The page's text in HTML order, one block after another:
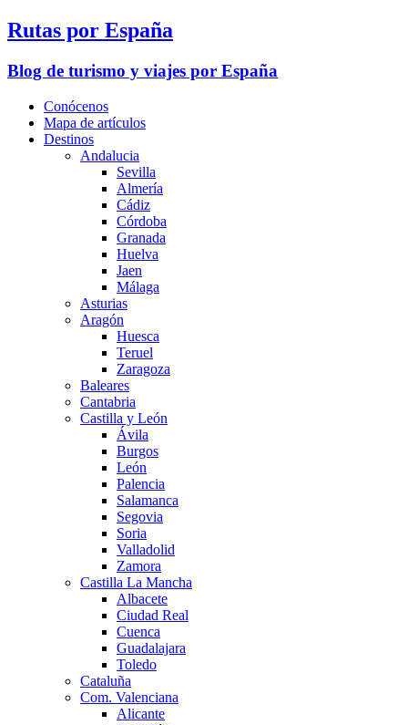
Rutas por España
Blog de turismo y viajes por España
Conócenos
Mapa de artículos
Destinos
Andalucia
Sevilla
Almería
Cádiz
Córdoba
Granada
Huelva
Jaen
Málaga
Asturias
Aragón
Huesca
Teruel
Zaragoza
Baleares
Cantabria
Castilla y León
Ávila
Burgos
León
Palencia
Salamanca
Segovia
Soria
Valladolid
Zamora
Castilla La Mancha
Albacete
Ciudad Real
Cuenca
Guadalajara
Toledo
Cataluña
Com. Valenciana
Alicante